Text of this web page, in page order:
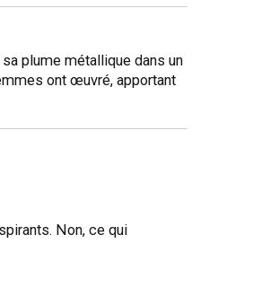
plume métallique dans un
ont œuvré, apportant
Non, ce qui